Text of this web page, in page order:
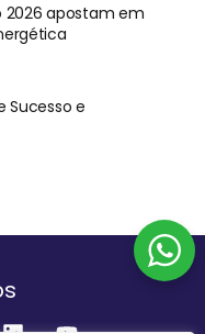
2026 apostam em
Sucesso e